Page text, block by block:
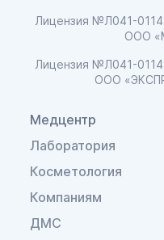
Лицензия №Л041-
ООО
Лицензия №Л041-
ООО
Медцентр
Лаборатория
Косметология
Компаниям
ДМС